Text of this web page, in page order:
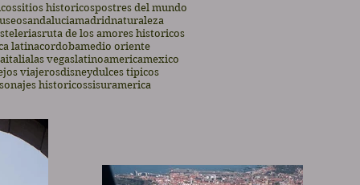
sitios historicospostres del mundo
andaluciamadridnaturaleza
ruta de los amores historicos
latinacordobamedio oriente
italialas vegaslatinoamericamexico
viajerosdisneydulces tipicos
historicossisuramerica